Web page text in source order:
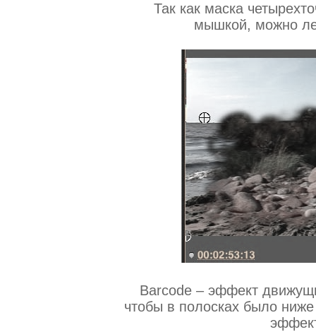
Так как маска
мышкой, можно
Barcode – эффект
чтобы в полосках было